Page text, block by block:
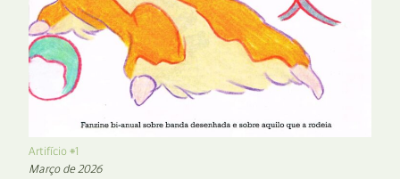
Artifício #1
Março de 2026